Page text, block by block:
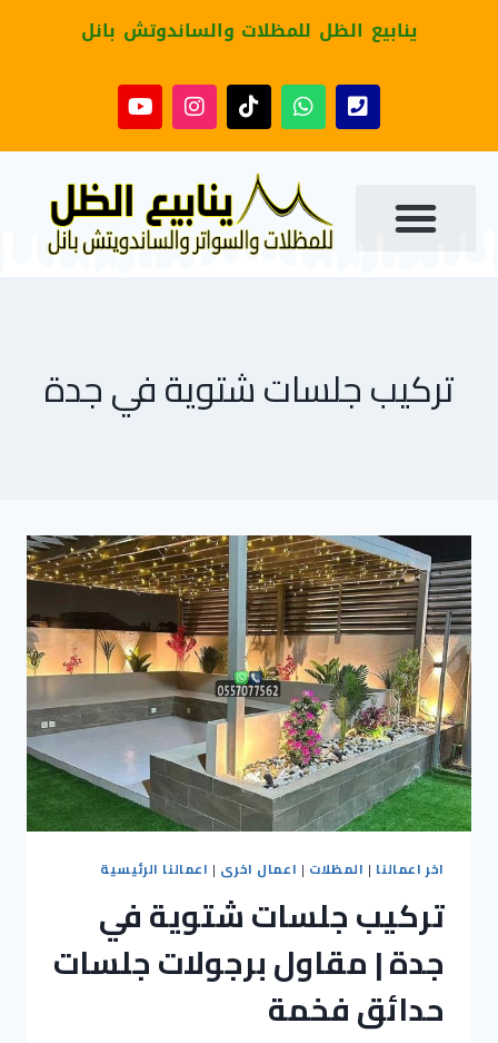
ينابيع الظل للمظلات والساندوتش بانل
تركيب جلسات شتوية في جدة
اخر اعمالنا | المظلات | اعمال اخرى | اعمالنا الرئيسية
تركيب جلسات شتوية في
جدة | مقاول برجولات جلسات
حدائق فخمة